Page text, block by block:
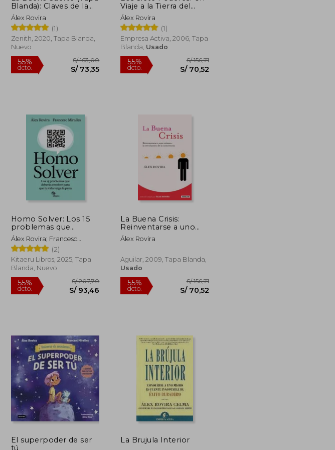
S/ 153,68
S/ 92,21
Blanda): Claves de la
Prosperidad
(Autoayuda y
Superación)
Álex Rovira
(1)
Zenith, 2020, Tapa Blanda,
Nuevo
55%
dcto.
S/ 163,00
S/ 73,35
Viaje a la Tierra del
Destino
Álex Rovira
(1)
Empresa Activa, 2006, Tapa
Blanda, Usado
dcto.
Homo Solver: Los 15
problemas que
deberás resolver para
que tu vida valga la
pena
Álex Rovira; Francesc
Miralles
(2)
Kitaeru Libros, 2025, Tapa
Blanda, Nuevo
La Buena Crisis:
Reinventarse a uno
Mismo: La Revolución
de la Conciencia
Aguilar. )
Álex Rovira
Aguilar, 2009, Tapa Blanda,
Usado
El superpoder de ser
tú
La Brujula Interior